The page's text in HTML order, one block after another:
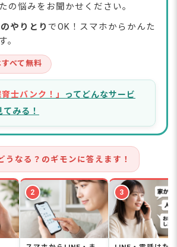
庭と両立しながら、在宅で柔軟に働き
門性を高めて、キャリアアップした
どもと関わる仕事は続けたい」
きの3つの軸
ルな声】子育ての両立・オープニ
職！実際どう？
→パート、9時〜15時勤務で子育てと両
育士9年目のリアルな働き方
かせる仕事に関するよくある質問
は保育・教育施設以外でも本当に使えま
一般企業への転職は難しいですか？
っても転職できますか？
の悩みをお聞かせください。
やりとり でOK！スマホからかんた
。
べて無料
育士バンク！」
ってどんなサービ
みる！
うなる？のギモンに答えます！
2 3